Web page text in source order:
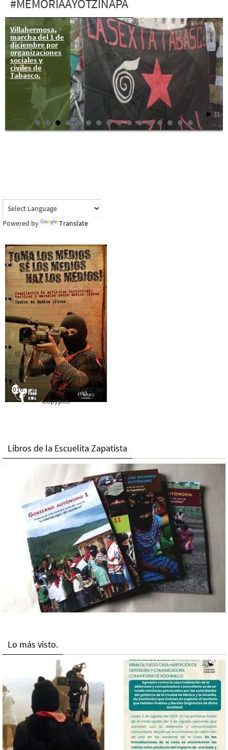
#MEMORIAAYOTZINAPA
Villahermosa,
marcha del 1 de
diciembre por
organizaciones
sociales y
civiles de
Tabasco.
Compilación de
informes sobre
Ayotzinapa
Powered by Translate
El Rebozo, Palapa Editorial,
publica este folleto del Centro de
Medios Libres. Esta es la edición
2016. Para rolar y compartir. (c)
Copyplis.
Libros de la Escuelita Zapatista
Lo más visto.